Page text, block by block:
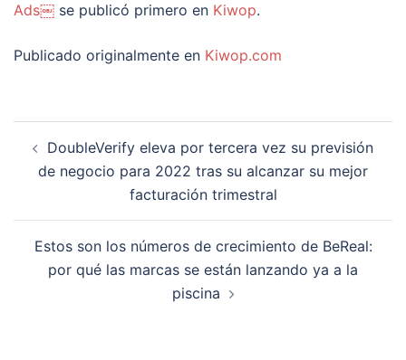
Ads￼ se publicó primero en Kiwop.
Publicado originalmente en Kiwop.com
de
entradas
DoubleVerify eleva por tercera vez su previsión
de negocio para 2022 tras su alcanzar su mejor
facturación trimestral
Estos son los números de crecimiento de BeReal:
por qué las marcas se están lanzando ya a la
piscina